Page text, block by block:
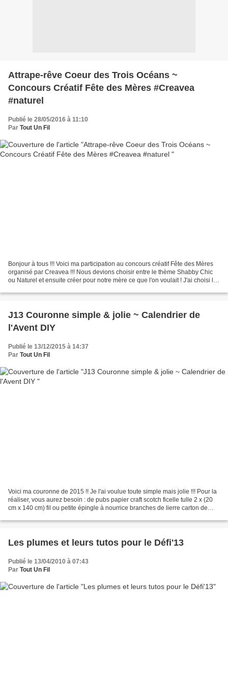
Attrape-rêve Coeur des Trois Océans ~
Concours Créatif Fête des Mères #Creavea
#naturel
Publié le 28/05/2016 à 11:10
Par Tout Un Fil
Bonjour à tous !!! Voici ma participation au concours créatif Fête des Mères
organisé par Creavea !!! Nous devions choisir entre le thème Shabby Chic
ou Naturel et ensuite créer pour notre mère ce que l'on voulait ! J'ai choisi le
J13 Couronne simple & jolie ~ Calendrier de
l'Avent DIY
Publié le 13/12/2015 à 14:37
Par Tout Un Fil
Voici ma couronne de 2015 !! Je l'ai voulue toute simple mais jolie !!! Pour la
réaliser, vous aurez besoin : de pubs papier craft scotch ficelle tulle 2 x (20
cm x 140 cm) fil ou petite épingle à nourrice branches de lierre carton de
Les plumes et leurs tutos pour le Défi'13
Publié le 13/04/2010 à 07:43
Par Tout Un Fil